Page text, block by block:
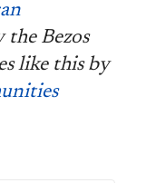
Bezos
like this by